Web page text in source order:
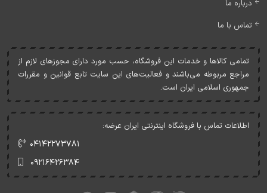
درباره ما
تماس با ما
تمامی کالاها و خدمات اين فروشگاه، حسب مورد دارای مجوزهای لازم از
مراجع مربوطه می‌باشند و فعاليت‌های اين سايت تابع قوانين و مقررات
جمهوری اسلامی ايران است.
اطلاعات تماس با فروشگاه اینترنتی ایران عرضه:
۰۴۱۴۲۲۷۳۷۸۱
۰۹۲۱۶۴۲۶۳۸۴